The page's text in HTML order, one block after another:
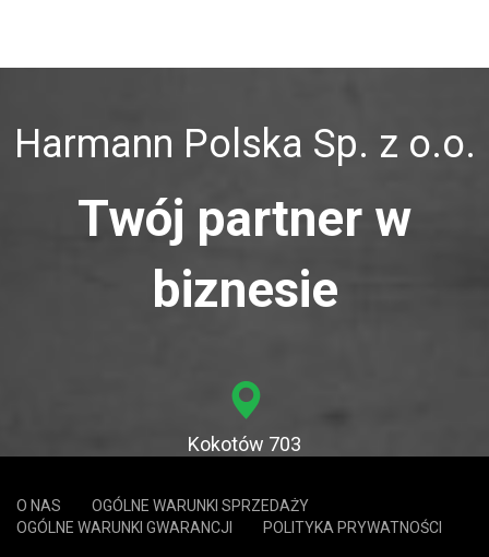
Harmann Polska Sp. z o.o.
Twój partner w
biznesie
Kokotów 703
O NAS
OGÓLNE WARUNKI SPRZEDAŻY
OGÓLNE WARUNKI GWARANCJI
POLITYKA PRYWATNOŚCI